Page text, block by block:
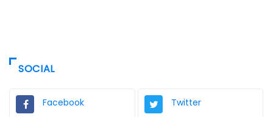
SOCIAL
Facebook Twitter